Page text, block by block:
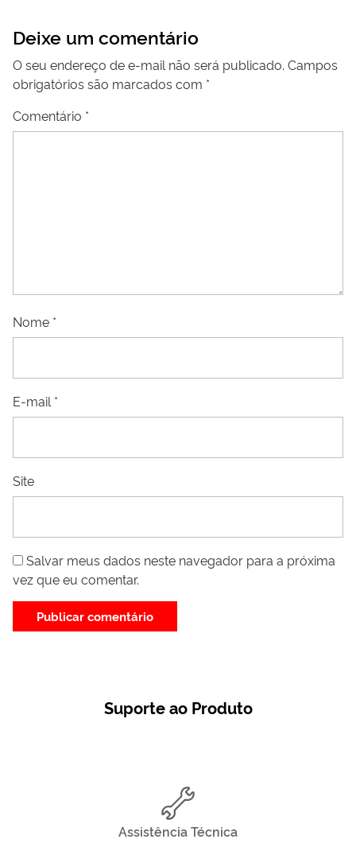
Deixe um comentário
O seu endereço de e-mail não será publicado. Campos
obrigatórios são marcados com *
Comentário *
Nome *
E-mail *
Site
Salvar meus dados neste navegador para a próxima
vez que eu comentar.
Suporte ao Produto
Assistência Técnica